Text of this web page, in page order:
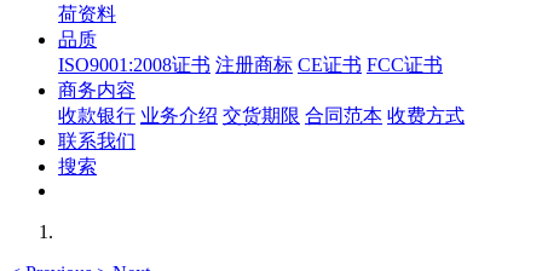
荷资料
品质
ISO9001:2008证书 注册商标 CE证书 FCC证书
商务内容
收款银行 业务介绍 交货期限 合同范本 收费方式
联系我们
搜索